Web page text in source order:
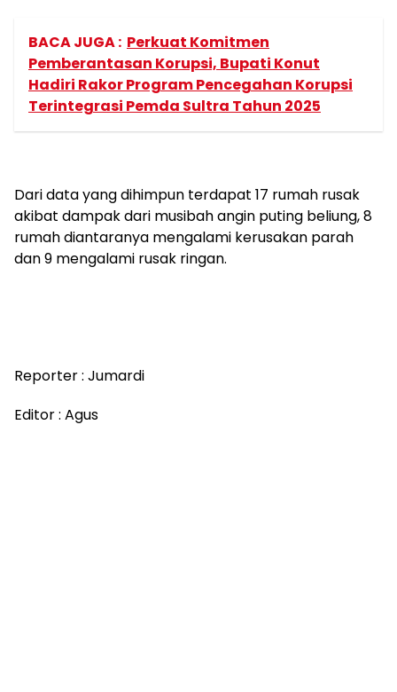
BACA JUGA : Perkuat Komitmen
Pemberantasan Korupsi, Bupati Konut
Hadiri Rakor Program Pencegahan Korupsi
Terintegrasi Pemda Sultra Tahun 2025
Dari data yang dihimpun terdapat 17 rumah rusak
akibat dampak dari musibah angin puting beliung, 8
rumah diantaranya mengalami kerusakan parah
dan 9 mengalami rusak ringan.
Reporter : Jumardi
Editor : Agus